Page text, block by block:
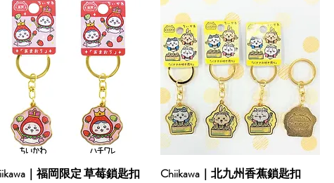
｜福岡限定 草莓鎖匙扣
Chiikawa｜北九州香蕉鎖匙扣